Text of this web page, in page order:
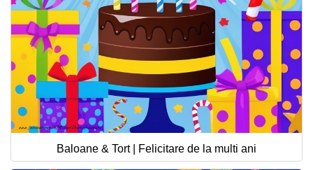
Baloane & Tort | Felicitare de la multi ani